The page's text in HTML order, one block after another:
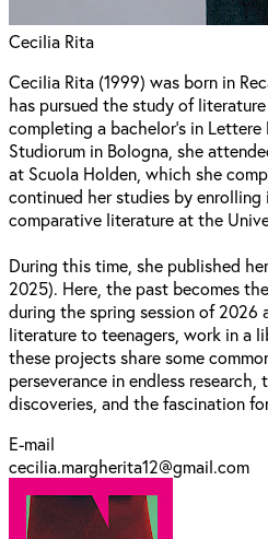
Cecilia Rita
Cecilia Rita (1999) was born in
has pursued the study of
completing a bachelor’s in
Studiorum in Bologna, she
at Scuola Holden, which she
continued her studies by enrolling
comparative literature at the
During this time, she published
2025). Here, the past becomes
during the spring session of 2026
literature to teenagers, work in a
these projects share some
perseverance in endless
discoveries, and the fascination
E-mail
cecilia.margherita12@gmail.com